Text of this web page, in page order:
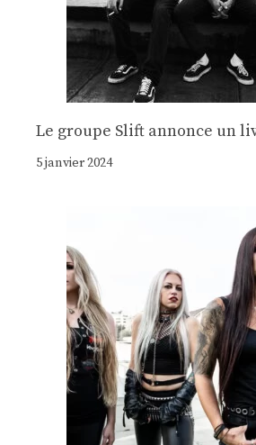
Le groupe Slift annonce un
5 janvier 2024